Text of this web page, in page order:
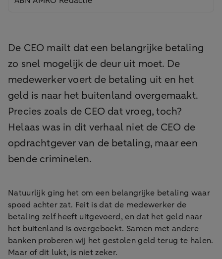
De CEO mailt dat een belangrijke betaling
zo snel mogelijk de deur uit moet. De
medewerker voert de betaling uit en het
geld is naar het buitenland overgemaakt.
Precies zoals de CEO dat vroeg, toch?
Helaas was in dit verhaal niet de CEO de
opdrachtgever van de betaling, maar een
bende criminelen.
Natuurlijk ging het om een belangrijke betaling waar
spoed achter zat. Feit is dat de medewerker de
betaling zelf heeft uitgevoerd, en dat het geld naar
het buitenland is overgeboekt. Samen met andere
banken proberen wij het gestolen geld terug te halen.
Maar of dit lukt, is niet zeker.